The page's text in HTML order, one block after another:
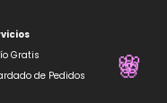
Gratis
de Pedidos
🌸